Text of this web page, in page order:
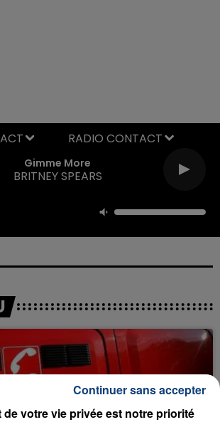
Gimme More
BRITNEY SPEARS
RADIO CONTACT
de votre vie privée est notre priorité
Continuer sans accepter